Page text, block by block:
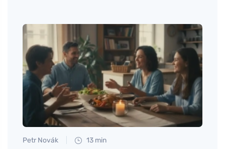
Petr Novák 13 min